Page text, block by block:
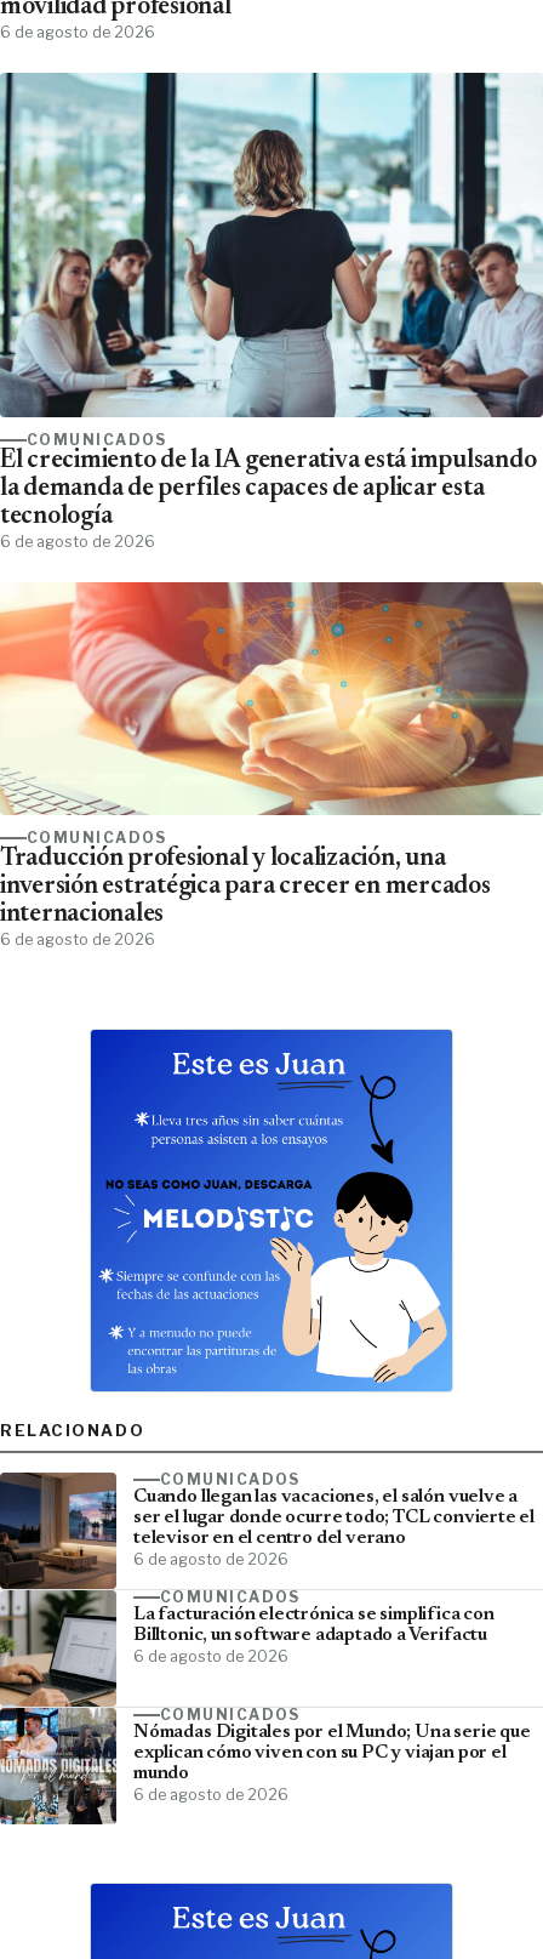
movilidad profesional
6 de agosto de 2026
COMUNICADOS
El crecimiento de la IA generativa está impulsando
la demanda de perfiles capaces de aplicar esta
tecnología
6 de agosto de 2026
COMUNICADOS
Traducción profesional y localización, una
inversión estratégica para crecer en mercados
internacionales
6 de agosto de 2026
RELACIONADO
COMUNICADOS
Cuando llegan las vacaciones, el salón vuelve a
ser el lugar donde ocurre todo; TCL convierte el
televisor en el centro del verano
6 de agosto de 2026
COMUNICADOS
La facturación electrónica se simplifica con
Billtonic, un software adaptado a Verifactu
6 de agosto de 2026
COMUNICADOS
Nómadas Digitales por el Mundo; Una serie que
explican cómo viven con su PC y viajan por el
mundo
6 de agosto de 2026